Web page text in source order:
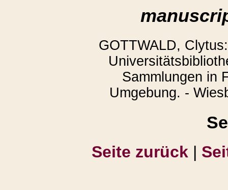
GOTTWALD,
Sammlungen in
Umgebung. -
Seite zurück |